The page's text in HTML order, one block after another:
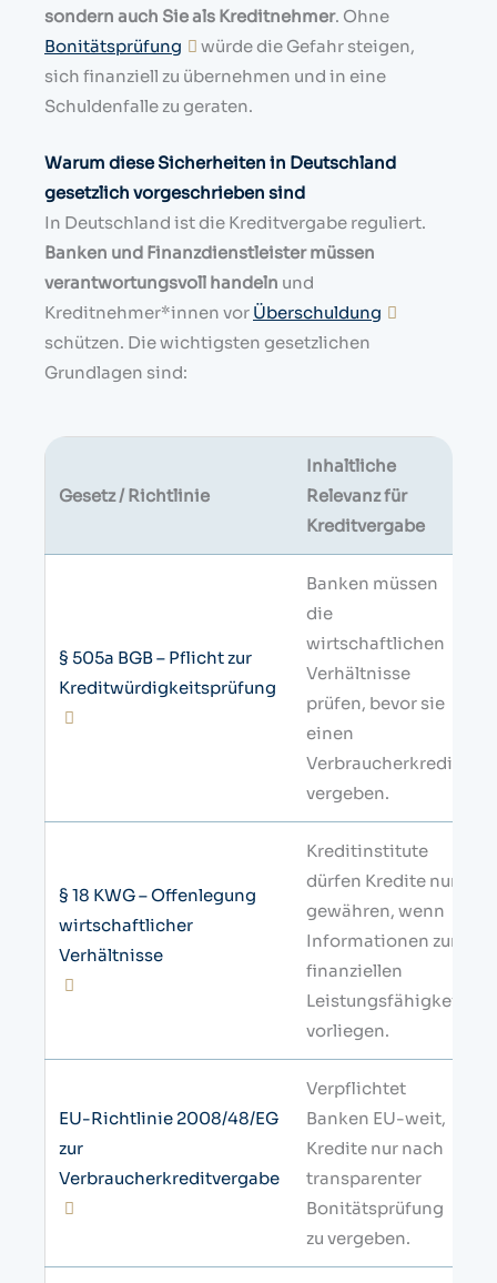
sondern auch Sie als Kreditnehmer. Ohne
Bonitätsprüfung
würde die Gefahr steigen,
sich finanziell zu übernehmen und in eine
Schuldenfalle zu geraten.
Warum diese Sicherheiten in Deutschland
gesetzlich vorgeschrieben sind
In Deutschland ist die Kreditvergabe reguliert.
Banken und Finanzdienstleister müssen
verantwortungsvoll handeln und
Kreditnehmer*innen vor Überschuldung
schützen. Die wichtigsten gesetzlichen
Grundlagen sind:
Gesetz / Richtlinie
Inhaltliche
Relevanz für
Kreditvergabe
§ 505a BGB – Pflicht zur
Kreditwürdigkeitsprüfung
Banken müssen
die
wirtschaftlichen
Verhältnisse
prüfen, bevor sie
einen
Verbraucherkredit
vergeben.
§ 18 KWG – Offenlegung
wirtschaftlicher
Verhältnisse
Kreditinstitute
dürfen Kredite nur
gewähren, wenn
Informationen zur
finanziellen
Leistungsfähigkeit
vorliegen.
EU-Richtlinie 2008/48/EG
zur
Verbraucherkreditvergabe
Verpflichtet
Banken EU-weit,
Kredite nur nach
transparenter
Bonitätsprüfung
zu vergeben.